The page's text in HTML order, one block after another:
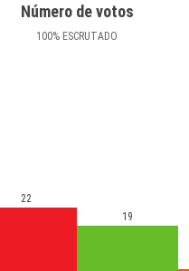
Número de votos
100% ESCRUTADO
22
19